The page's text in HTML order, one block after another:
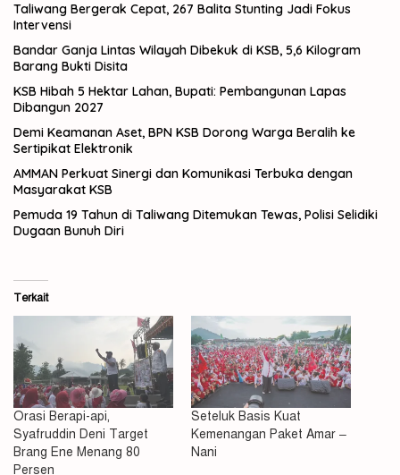
Taliwang Bergerak Cepat, 267 Balita Stunting Jadi Fokus
Intervensi
Bandar Ganja Lintas Wilayah Dibekuk di KSB, 5,6 Kilogram
Barang Bukti Disita
KSB Hibah 5 Hektar Lahan, Bupati: Pembangunan Lapas
Dibangun 2027
Demi Keamanan Aset, BPN KSB Dorong Warga Beralih ke
Sertipikat Elektronik
AMMAN Perkuat Sinergi dan Komunikasi Terbuka dengan
Masyarakat KSB
Pemuda 19 Tahun di Taliwang Ditemukan Tewas, Polisi Selidiki
Dugaan Bunuh Diri
Terkait
Orasi Berapi-api,
Syafruddin Deni Target
Brang Ene Menang 80
Persen
Seteluk Basis Kuat
Kemenangan Paket Amar –
Nani